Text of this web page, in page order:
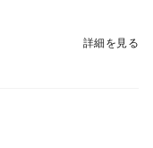
詳細を見る